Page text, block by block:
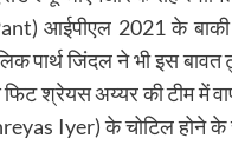
आईपीएल 2021 के बाकी
पार्थ जिंदल ने भी इस
फिट श्रेयस अय्यर की टीम
Iyer) के चोटिल होने के